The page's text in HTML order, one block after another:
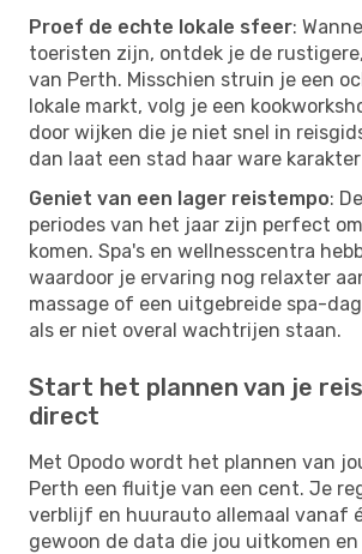
Proef de echte lokale sfeer:
toeristen zijn, ontdek je de
van Perth. Misschien struin je een
lokale markt, volg je een
door wijken die je niet snel in
dan laat een stad haar ware
Geniet van een lager reistempo:
periodes van het jaar zijn perfect
komen. Spa's en wellnesscentra
waardoor je ervaring nog relaxter
massage of een uitgebreide spa-
als er niet overal wachtrijen staan.
Start het plannen van je
direct
Met Opodo wordt het plannen van
Perth een fluitje van een cent. Je
verblijf en huurauto allemaal vanaf
gewoon de data die jou uitkomen